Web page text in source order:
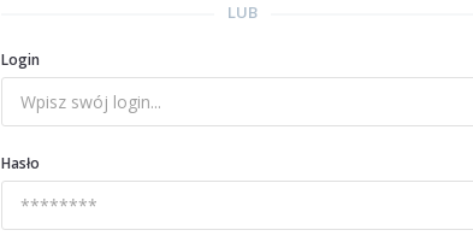
LUB
Login
Hasło